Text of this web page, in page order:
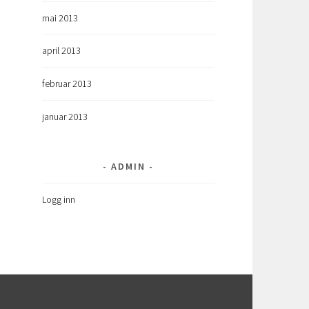
mai 2013
april 2013
februar 2013
januar 2013
ADMIN
Logg inn